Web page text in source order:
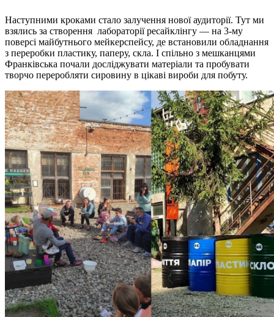
Наступними кроками стало залучення нової аудиторії. Тут ми
взялись за створення лабораторії ресайклінгу — на 3-му
поверсі майбутнього мейкерспейсу, де встановили обладнання
з переробки пластику, паперу, скла. І спільно з мешканцями
Франківська почали досліджувати матеріали та пробувати
творчо переробляти сировину в цікаві вироби для побуту.